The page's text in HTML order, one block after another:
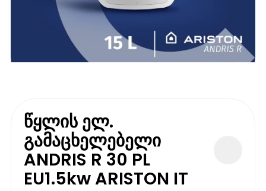
წყლის ელ.
გამაცხელებელი
ANDRIS R 30 PL
EU1.5kw ARISTON IT